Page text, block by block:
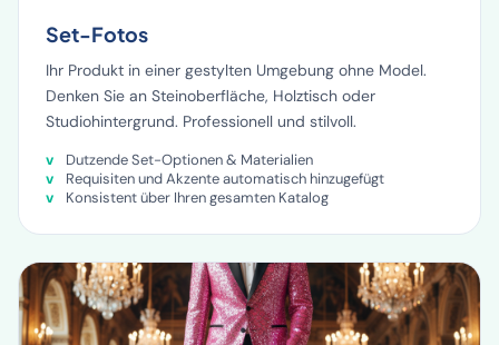
Set-Fotos
Ihr Produkt in einer gestylten Umgebung ohne Model.
Denken Sie an Steinoberfläche, Holztisch oder
Studiohintergrund. Professionell und stilvoll.
Dutzende Set-Optionen & Materialien
Requisiten und Akzente automatisch hinzugefügt
Konsistent über Ihren gesamten Katalog